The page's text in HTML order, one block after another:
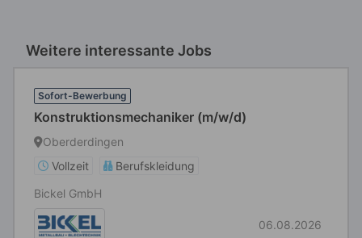
Weitere interessante Jobs
Sofort-Bewerbung
Konstruktionsmechaniker (m/w/d)
Oberderdingen
Vollzeit
Berufskleidung
Bickel GmbH
06.08.2026